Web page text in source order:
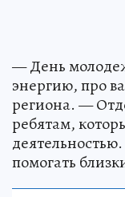
— День
энергию, про
региона. —
ребятам,
помогать